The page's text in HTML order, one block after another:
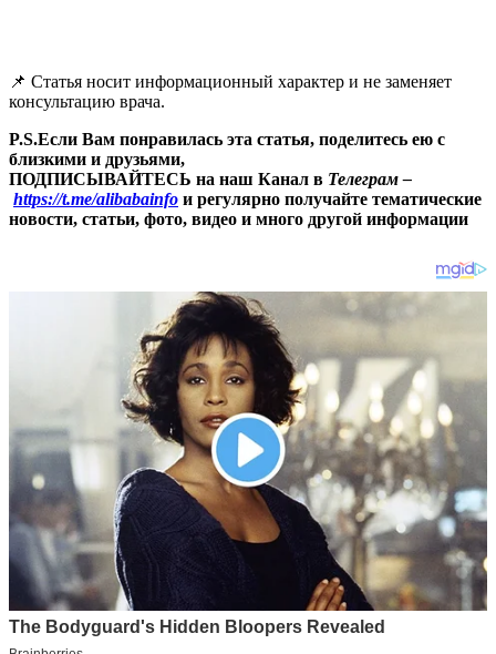
📌 Статья носит информационный характер и не заменяет
консультацию врача.
P.S.Если Вам понравилась эта статья, поделитесь ею с
близкими и друзьями,
ПОДПИСЫВАЙТЕСЬ на наш Канал в Телеграм –
https://t.me/alibabainfo и регулярно получайте тематические
новости, статьи, фото, видео и много другой информации